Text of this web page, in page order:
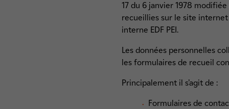
17 du 6 janvier 1978
recueillies sur le site internet
interne EDF PEI.
Les données personnelles
les formulaires de recueil
Principalement il s’agit de :
Formulaires de